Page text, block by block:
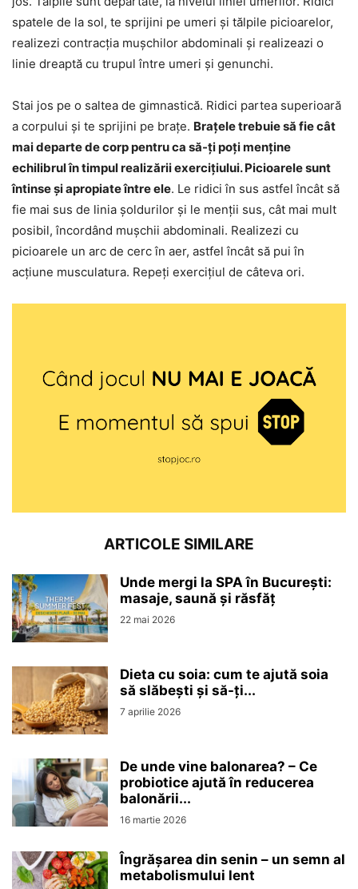
spatele de la sol, te sprijini pe umeri și tălpile picioarelor,
realizezi contracția mușchilor abdominali și realizeazi o
linie dreaptă cu trupul între umeri și genunchi.
Stai jos pe o saltea de gimnastică. Ridici partea superioară
a corpului și te sprijini pe brațe. Brațele trebuie să fie cât
mai departe de corp pentru ca să-ți poți menține
echilibrul în timpul realizării exercițiului. Picioarele sunt
întinse și apropiate între ele. Le ridici în sus astfel încât să
fie mai sus de linia șoldurilor și le menții sus, cât mai mult
posibil, încordând mușchii abdominali. Realizezi cu
picioarele un arc de cerc în aer, astfel încât să pui în
acțiune musculatura. Repeți exercițiul de câteva ori.
ARTICOLE SIMILARE
Unde mergi la SPA în București:
masaje, saună și răsfăț
22 mai 2026
Dieta cu soia: cum te ajută soia
să slăbești și să-ți...
7 aprilie 2026
De unde vine balonarea? – Ce
probiotice ajută în reducerea
balonării...
16 martie 2026
Îngrășarea din senin – un semn al
metabolismului lent